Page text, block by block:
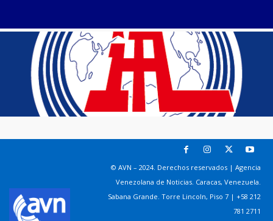
© AVN – 2024. Derechos reservados | Agencia
Venezolana de Noticias. Caracas, Venezuela.
Sabana Grande. Torre Lincoln, Piso 7 | +58 212
781 2711